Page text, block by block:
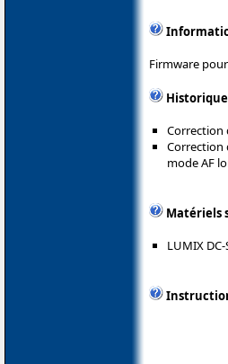
Firmware
Correction
Correction
mode AF
Matériels
LUMIX DC-